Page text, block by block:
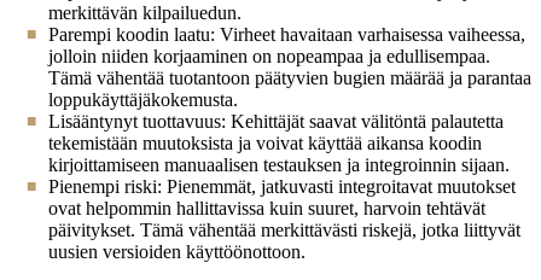
merkittävän kilpailuedun.
Parempi koodin laatu: Virheet havaitaan varhaisessa vaiheessa,
jolloin niiden korjaaminen on nopeampaa ja edullisempaa.
Tämä vähentää tuotantoon päätyvien bugien määrää ja parantaa
loppukäyttäjäkokemusta.
Lisääntynyt tuottavuus: Kehittäjät saavat välitöntä palautetta
tekemistään muutoksista ja voivat käyttää aikansa koodin
kirjoittamiseen manuaalisen testauksen ja integroinnin sijaan.
Pienempi riski: Pienemmät, jatkuvasti integroitavat muutokset
ovat helpommin hallittavissa kuin suuret, harvoin tehtävät
päivitykset. Tämä vähentää merkittävästi riskejä, jotka liittyvät
uusien versioiden käyttöönottoon.